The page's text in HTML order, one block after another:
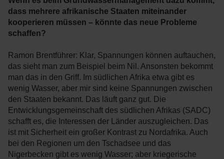
dass mehrere afrikanische Staaten miteinander
kooperieren müssen – könnte das neue Probleme
schaffen?
Ramon Brentführer: Klar, Spannungen können auftauchen,
das sieht man zum Beispiel beim Nil. Ansonsten bekommt
man das in den Griff. Im südlichen Afrika etwa gibt es
wenig Wasser, aber mir sind keine Spannungen zwischen
den Staaten bekannt. Das läuft ganz gut. Die
Entwicklungsgemeinschaft des südlichen Afrikas (SADC)
schafft es, die Interessen der Länder auszugleichen. Das
ist mit Sicherheit ein großer Kontrast zu Nordafrika. Auch
bei den Regionen um den Tschadsee und das
Nigerbecken gibt es wenig Wasser; aber kriegerische